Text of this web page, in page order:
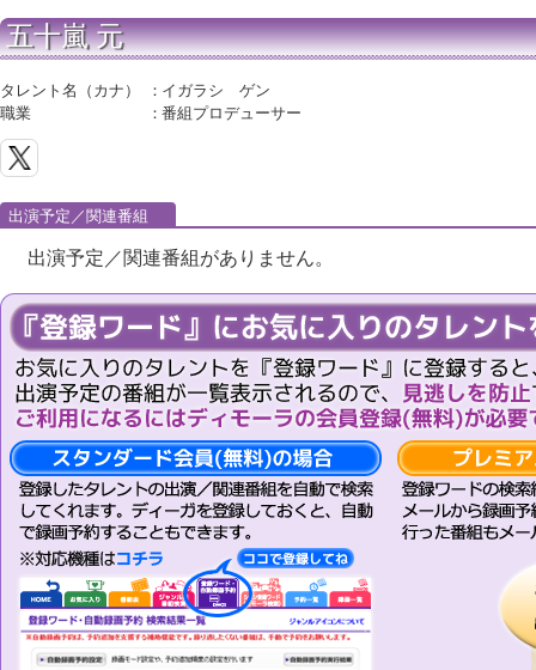
五十嵐 元
タレント名（カナ） ： イガラシ ゲン
職業
：番組プロデューサー
出演予定／関連番組
出演予定／関連番組がありません。